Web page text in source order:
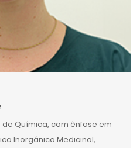
Química, com ênfase em
Inorgânica Medicinal,